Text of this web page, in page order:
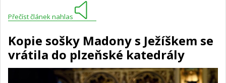
Přečíst článek nahlas
Kopie sošky Madony s Ježíškem se
vrátila do plzeňské katedrály